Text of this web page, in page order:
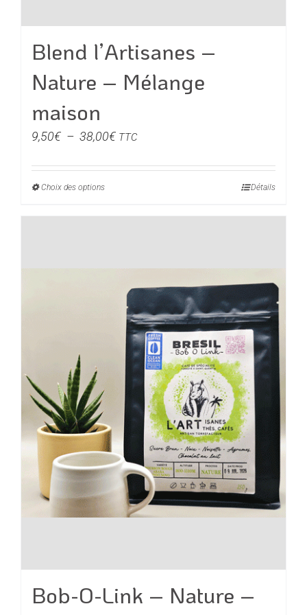
Blend l’Artisanes –
Nature – Mélange
maison
9,50€ – 38,00€Plage
prix :
TTC
Choix des optionsCe
peuvent
choisies
la
page
du
produit
Détails
Bob-O-Link – Nature –